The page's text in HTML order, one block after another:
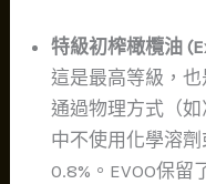
特級初榨橄欖油
這是最高等級，
通過物理方式（
中不使用化學溶
0.8%。EVOO保